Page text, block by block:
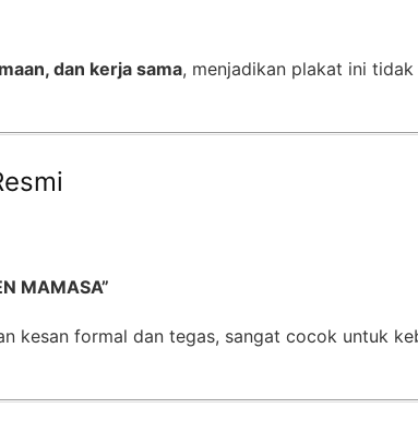
dan kerja sama, menjadikan plakat ini
MAMASA”
kesan formal dan tegas, sangat cocok untuk